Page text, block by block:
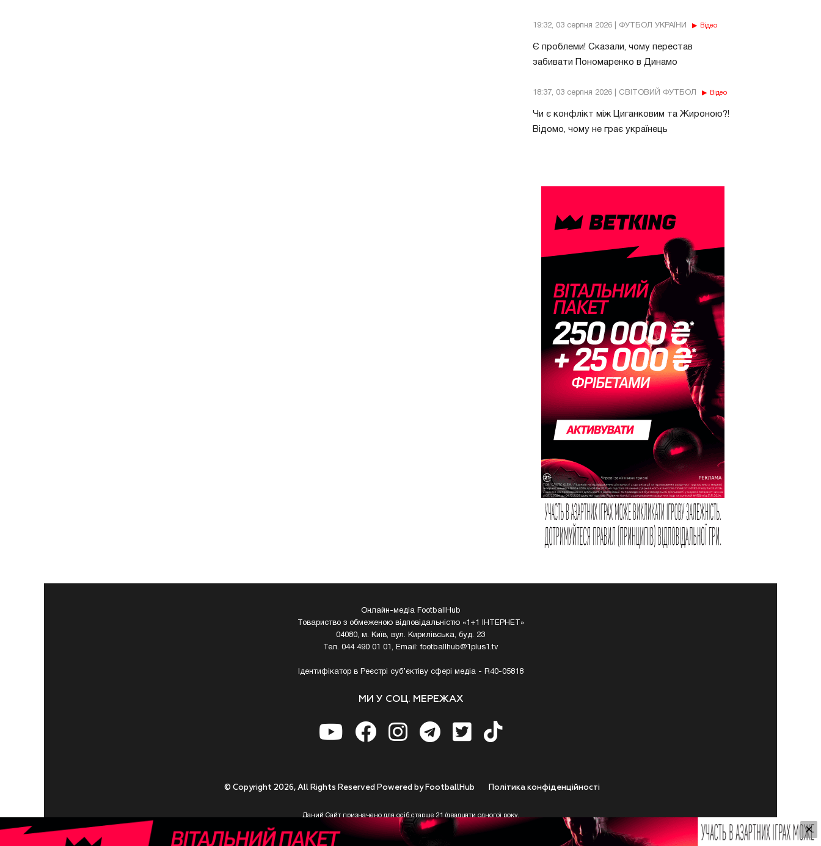
19:32, 03 серпня 2026 | ФУТБОЛ УКРАЇНИ Відео
Є проблеми! Сказали, чому перестав
забивати Пономаренко в Динамо
18:37, 03 серпня 2026 | СВІТОВИЙ ФУТБОЛ Відео
Чи є конфлікт між Циганковим та Жироною?!
Відомо, чому не грає українець
Онлайн-медіа FootballHub
Товариство з обмеженою відповідальністю «1+1 ІНТЕРНЕТ»
04080, м. Київ, вул. Кирилівська, буд. 23
Тел. 044 490 01 01, Email:footballhub@1plus1.tv
Ідентифікатор в Реєстрі суб’єктіву сфері медіа - R40-05818
МИ У СОЦ. МЕРЕЖАХ
Полiтика конфiденцiйностi
© Copyright 2026, All Rights Reserved Powered by FootballHub
Даний Сайт призначено для осіб старше 21 (двадцяти одного) року.
Приступаючи до використання https://footballhub.ua, Користувач цим підтверджує, що досяг 21-річного віку.
У разі , якщо Ви (Користувач) не досягли 21-річного віку - не розпочинайте або припиніть користування Сайтом.
×